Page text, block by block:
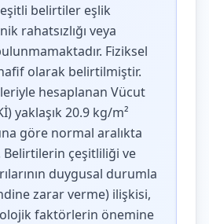
belirtiler eşlik
rahatsızlığı veya
Fiziksel
olarak belirtilmiştir.
hesaplanan Vücut
yaklaşık 20.9 kg/m²
göre normal aralıkta
çeşitliliği ve
duygusal durumla
zarar verme) ilişkisi,
faktörlerin önemine